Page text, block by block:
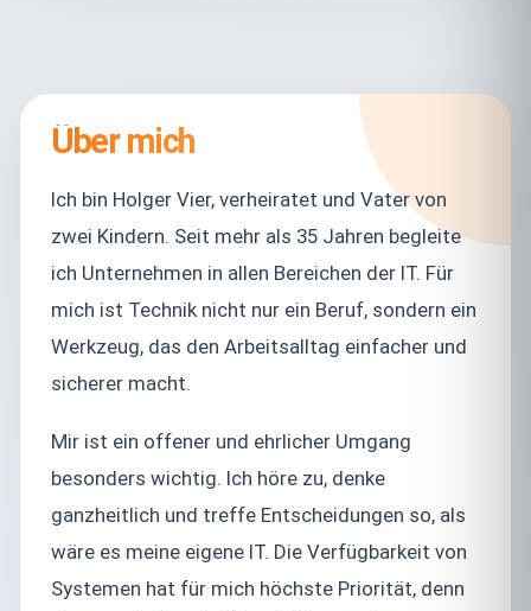
Über mich
Ich bin Holger Vier, verheiratet und Vater von
zwei Kindern. Seit mehr als 35 Jahren begleite
ich Unternehmen in allen Bereichen der IT. Für
mich ist Technik nicht nur ein Beruf, sondern ein
Werkzeug, das den Arbeitsalltag einfacher und
sicherer macht.
Mir ist ein offener und ehrlicher Umgang
besonders wichtig. Ich höre zu, denke
ganzheitlich und treffe Entscheidungen so, als
wäre es meine eigene IT. Die Verfügbarkeit von
Systemen hat für mich höchste Priorität, denn